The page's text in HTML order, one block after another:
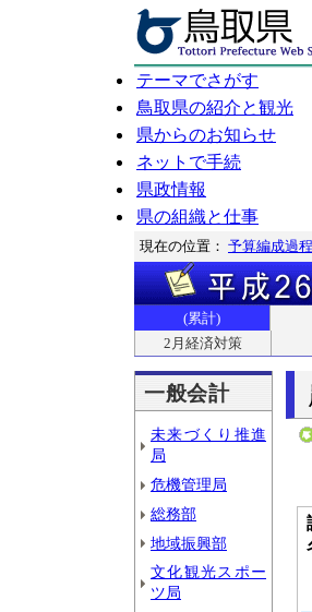
テーマでさがす
鳥取県の紹介と観光
県からのお知らせ
ネットで手続
県政情報
県の組織と仕事
現在の位置： 予算編成過
(累計)
2月経済対策
一般会計
未来づくり推進
局
危機管理局
総務部
地域振興部
文化観光スポー
ツ局